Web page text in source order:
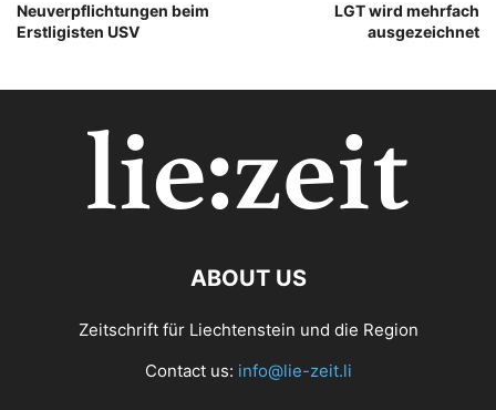
Neuverpflichtungen beim
Erstligisten USV
LGT wird mehrfach
ausgezeichnet
ABOUT US
Zeitschrift für Liechtenstein und die Region
Contact us: info@lie-zeit.li